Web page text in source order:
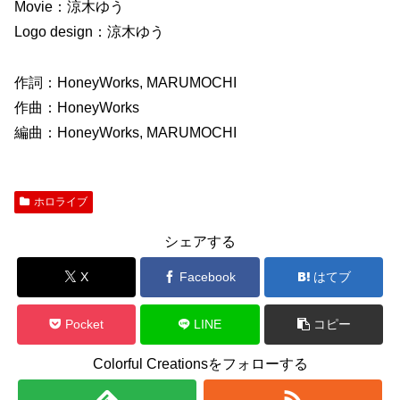
Movie：涼木ゆう
Logo design：涼木ゆう
作詞：HoneyWorks, MARUMOCHI
作曲：HoneyWorks
編曲：HoneyWorks, MARUMOCHI
ホロライブ
シェアする
X Facebook はてブ
Pocket LINE コピー
Colorful Creationsをフォローする